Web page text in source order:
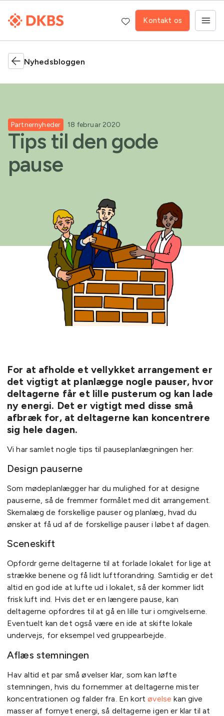
Kontakt os
Nyhedsbloggen
Partnernyheder 18 februar 2020
Tips til den gode
pause
For at afholde et vellykket arrangement er
det vigtigt at planlægge nogle pauser, hvor
deltagerne får et lille pusterum og kan lade
ny energi. Det er vigtigt med disse små
afbræk for, at deltagerne kan koncentrere
sig hele dagen.
Vi har samlet nogle tips til pauseplanlægningen her:
Design pauserne
Som mødeplanlægger har du mulighed for at designe
pauserne, så de fremmer formålet med dit arrangement.
Skemalæg de forskellige pauser og planlæg, hvad du
ønsker at få ud af de forskellige pauser i løbet af dagen.
Sceneskift
Opfordr gerne deltagerne til at forlade lokalet for lige at
strække benene og få lidt luftforandring. Samtidig er det
altid en god ide at lufte ud i lokalet, så der kommer lidt
frisk luft ind. Hvis det er en længere pause, kan
deltagerne opfordres til at gå en lille tur i omgivelserne.
Eventuelt kan det også være en ide at skifte lokale
undervejs, for eksempel ved gruppearbejde.
Aflæs stemningen
Hav altid et par små øvelser klar, som kan løfte
stemningen, hvis du fornemmer at deltagerne mister
koncentrationen og falder fra. En kortøvelse kan give
masser af fornyet energi, så deltagerne igen er klar til at